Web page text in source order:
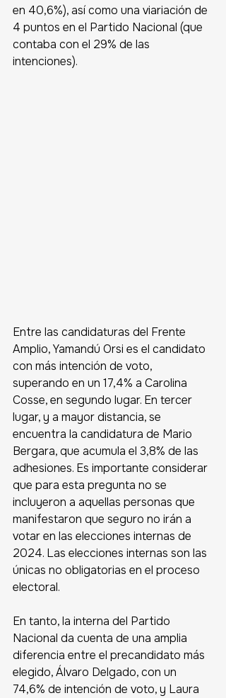
en 40,6%), así como una viariación de
4 puntos en el Partido Nacional (que
contaba con el 29% de las
intenciones).
Entre las candidaturas del Frente
Amplio, Yamandú Orsi es el candidato
con más intención de voto,
superando en un 17,4% a Carolina
Cosse, en segundo lugar. En tercer
lugar, y a mayor distancia, se
encuentra la candidatura de Mario
Bergara, que acumula el 3,8% de las
adhesiones. Es importante considerar
que para esta pregunta no se
incluyeron a aquellas personas que
manifestaron que seguro no irán a
votar en las elecciones internas de
2024. Las elecciones internas son las
únicas no obligatorias en el proceso
electoral.
En tanto, la interna del Partido
Nacional da cuenta de una amplia
diferencia entre el precandidato más
elegido, Álvaro Delgado, con un
74,6% de intención de voto, y Laura